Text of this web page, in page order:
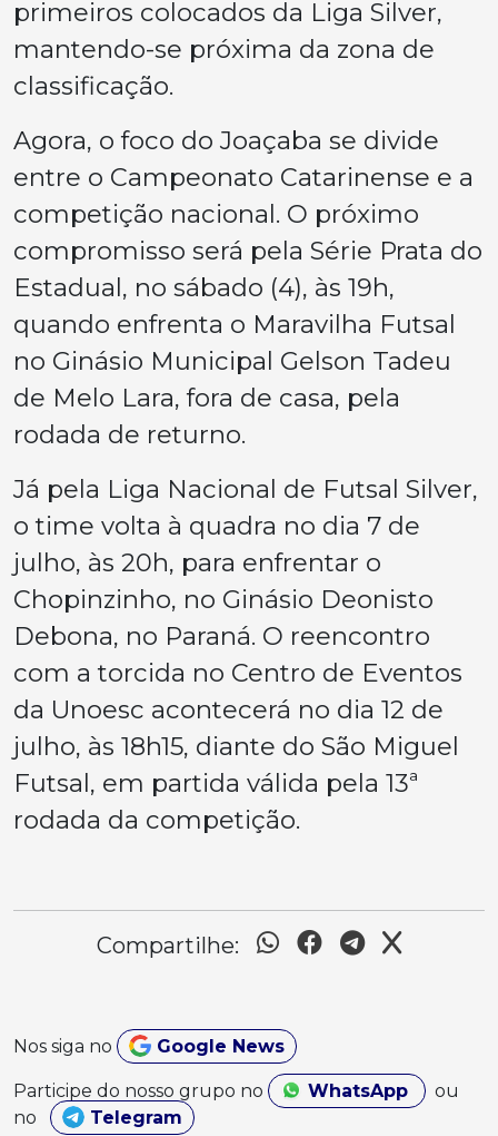
primeiros colocados da Liga Silver,
mantendo-se próxima da zona de
classificação.
Agora, o foco do Joaçaba se divide
entre o Campeonato Catarinense e a
competição nacional. O próximo
compromisso será pela Série Prata do
Estadual, no sábado (4), às 19h,
quando enfrenta o Maravilha Futsal
no Ginásio Municipal Gelson Tadeu
de Melo Lara, fora de casa, pela
rodada de returno.
Já pela Liga Nacional de Futsal Silver,
o time volta à quadra no dia 7 de
julho, às 20h, para enfrentar o
Chopinzinho, no Ginásio Deonisto
Debona, no Paraná. O reencontro
com a torcida no Centro de Eventos
da Unoesc acontecerá no dia 12 de
julho, às 18h15, diante do São Miguel
Futsal, em partida válida pela 13ª
rodada da competição.
Compartilhe:
Nos siga no Google News
Participe do nosso grupo no WhatsApp
ou
no
Telegram